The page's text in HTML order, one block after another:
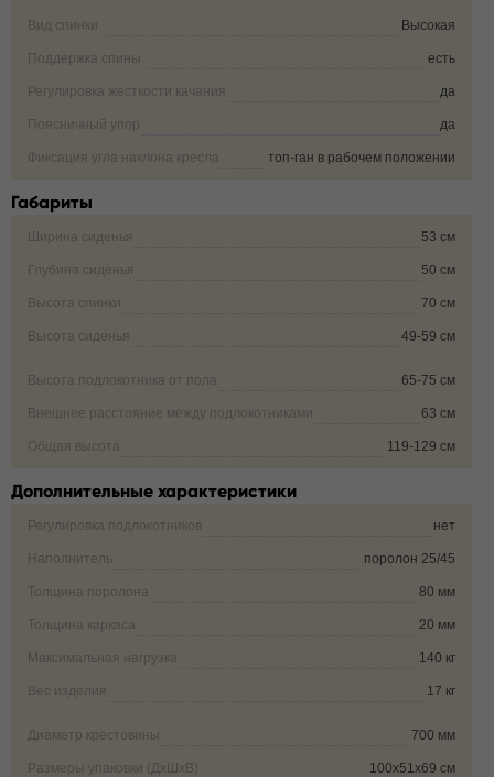
Вид спинки Высокая
Поддержка спины есть
Регулировка жесткости качания да
Поясничный упор да
Фиксация угла наклона кресла топ-ган в рабочем положении
Габариты
Ширина сиденья 53 см
Глубина сиденья 50 см
Высота спинки 70 см
Высота сиденья 49-59 см
Высота подлокотника от пола 65-75 см
Внешнее расстояние между подлокотниками 63 см
Общая высота 119-129 см
Дополнительные характеристики
Регулировка подлокотников нет
Наполнитель поролон 25/45
Толщина поролона 80 мм
Толщина каркаса 20 мм
Максимальная нагрузка 140 кг
Вес изделия 17 кг
Диаметр крестовины 700 мм
Размеры упаковки (ДxШxВ) 100х51х69 см